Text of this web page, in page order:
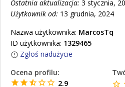
Ostatnia aktualizacja: 3 stycznia,
Użytkownik od: 13 grudnia, 2024
Nazwa użytkownika: MarcosTq
ID użytkownika: 1329465
Zgłoś nadużycie
Ocena profilu:
2.9